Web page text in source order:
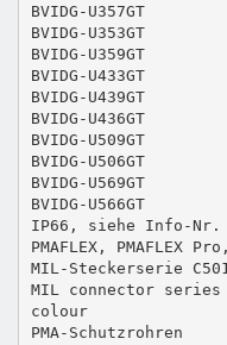
BVIDG-U357GT
BVIDG-U353GT
BVIDG-U359GT
BVIDG-U433GT
BVIDG-U439GT
BVIDG-U436GT
BVIDG-U509GT
BVIDG-U506GT
BVIDG-U569GT
BVIDG-U566GT
IP66, siehe Info-Nr.
PMAFLEX, PMAFLEX
MIL-Steckerserie
MIL connector series
colour
PMA-Schutzrohren